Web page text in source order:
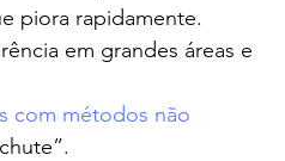
piora rapidamente.
em grandes áreas e
com métodos não